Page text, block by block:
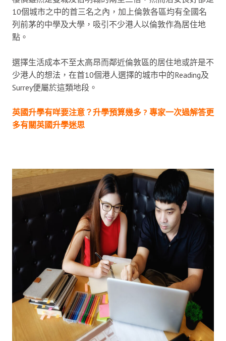
10個城市之中的首三名之內，加上倫敦各區均有全國名
列前茅的中學及大學，吸引不少港人以倫敦作為居住地
點。
選擇生活成本不至太高昂而鄰近倫敦區的居住地或許是不
少港人的想法，在首10個港人選擇的城市中的Reading及
Surrey便屬於這類地段。
英國升學有咩要注意？升學預算幾多 ? 專家一次過解答更
多有關英國升學迷思